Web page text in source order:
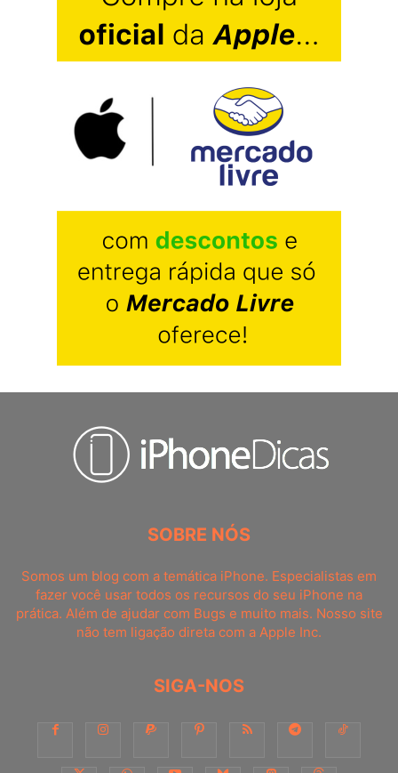
SOBRE NÓS
Somos um blog com a temática iPhone. Especialistas em
fazer você usar todos os recursos do seu iPhone na
prática. Além de ajudar com Bugs e muito mais. Nosso site
não tem ligação direta com a Apple Inc.
SIGA-NOS